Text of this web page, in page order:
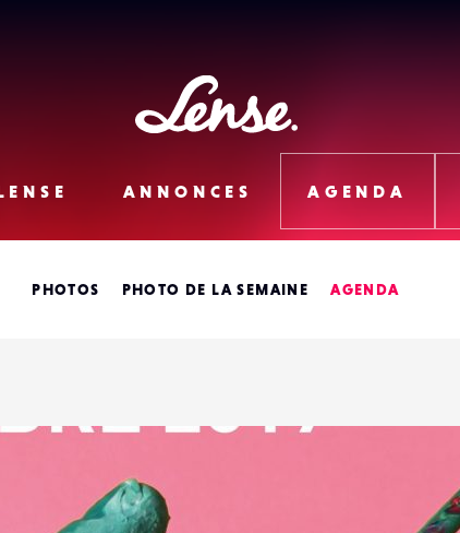
Lense
ANNONCES AGENDA
PHOTOS PHOTO DE LA SEMAINE AGENDA